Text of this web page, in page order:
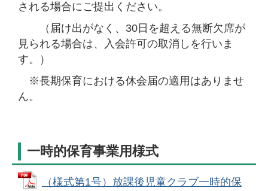
される場合にご提出ください。
（届け出がなく、30日を超える無断欠席が
見られる場合は、入会許可の取消しを行いま
す。）
※長期保育における休会届の適用はありませ
ん。
一時的保育事業用様式
（様式第1号）放課後児童クラブ一時的保